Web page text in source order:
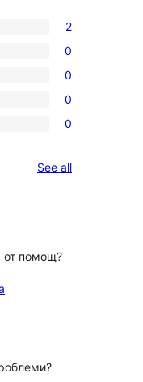
2
0
0
0
0
See allreviews
от помощ?